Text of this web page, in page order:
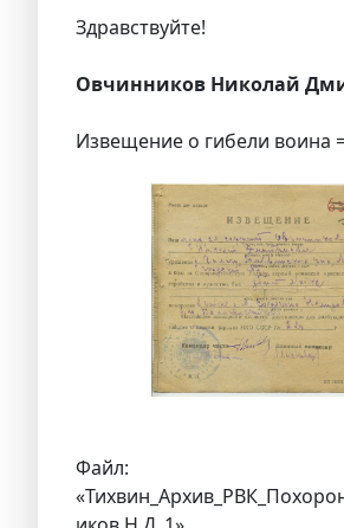
Здравствуйте!
Овчинников Николай
Извещение о гибели воина
Файл: